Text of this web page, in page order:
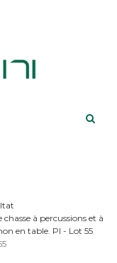
chasse à percussions et à
en table. Pl - Lot 55